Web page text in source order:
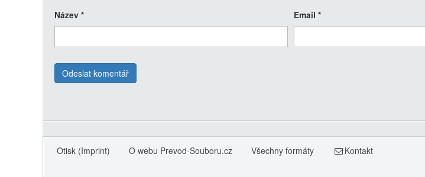
Název * Email *
Otisk (Imprint) O webu Prevod-Souboru.cz Všechny formáty
Kontakt